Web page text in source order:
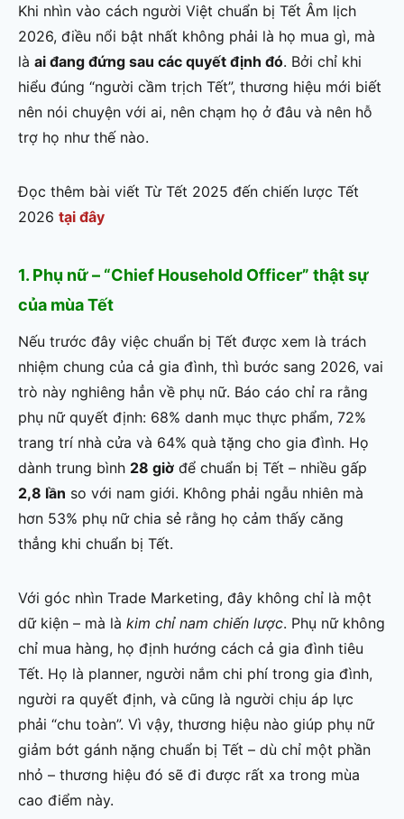
Khi nhìn vào cách người Việt chuẩn bị Tết Âm lịch
2026, điều nổi bật nhất không phải là họ mua gì, mà
là ai đang đứng sau các quyết định đó. Bởi chỉ khi
hiểu đúng “người cầm trịch Tết”, thương hiệu mới biết
nên nói chuyện với ai, nên chạm họ ở đâu và nên hỗ
trợ họ như thế nào.
Đọc thêm bài viết Từ Tết 2025 đến chiến lược Tết
2026 tại đây
1. Phụ nữ – “Chief Household Officer” thật sự
của mùa Tết
Nếu trước đây việc chuẩn bị Tết được xem là trách
nhiệm chung của cả gia đình, thì bước sang 2026, vai
trò này nghiêng hẳn về phụ nữ. Báo cáo chỉ ra rằng
phụ nữ quyết định: 68% danh mục thực phẩm, 72%
trang trí nhà cửa và 64% quà tặng cho gia đình. Họ
dành trung bình 28 giờ để chuẩn bị Tết – nhiều gấp
2,8 lần so với nam giới. Không phải ngẫu nhiên mà
hơn 53% phụ nữ chia sẻ rằng họ cảm thấy căng
thẳng khi chuẩn bị Tết.
Với góc nhìn Trade Marketing, đây không chỉ là một
dữ kiện – mà là kim chỉ nam chiến lược. Phụ nữ không
chỉ mua hàng, họ định hướng cách cả gia đình tiêu
Tết. Họ là planner, người nắm chi phí trong gia đình,
người ra quyết định, và cũng là người chịu áp lực
phải “chu toàn”. Vì vậy, thương hiệu nào giúp phụ nữ
giảm bớt gánh nặng chuẩn bị Tết – dù chỉ một phần
nhỏ – thương hiệu đó sẽ đi được rất xa trong mùa
cao điểm này.